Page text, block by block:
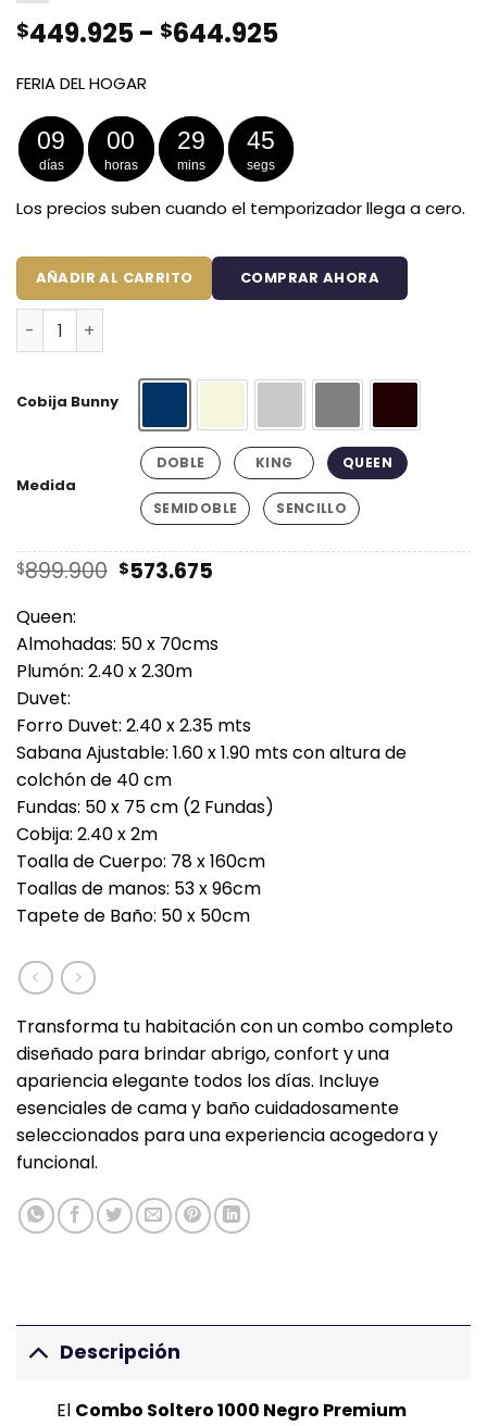
$449.925- $644.925Rango
$449.925
hasta
$644.925
FERIA DEL HOGAR
09
días
00
horas
29
mins
45
segs
Los precios suben cuando el temporizador llega a cero.
Cobija Bunny
Medida
DOBLE KING QUEEN
SEMIDOBLE SENCILLO
Queen:
Almohadas: 50 x 70cms
Plumón: 2.40 x 2.30m
Duvet:
Forro Duvet: 2.40 x 2.35 mts
Sabana Ajustable: 1.60 x 1.90 mts con altura de
colchón de 40 cm
Fundas: 50 x 75 cm (2 Fundas)
Cobija: 2.40 x 2m
Toalla de Cuerpo: 78 x 160cm
Toallas de manos: 53 x 96cm
Tapete de Baño: 50 x 50cm
$899.900 El
era:
$899.900.
$573.675El
$573.675.
Combo Soltero 1000 Negro Premium - Protector
AÑADIR AL CARRITO COMPRAR AHORA
Transforma tu habitación con un combo completo
diseñado para brindar abrigo, confort y una
apariencia elegante todos los días. Incluye
esenciales de cama y baño cuidadosamente
seleccionados para una experiencia acogedora y
funcional.
Descripción
El Combo Soltero 1000 Negro Premium